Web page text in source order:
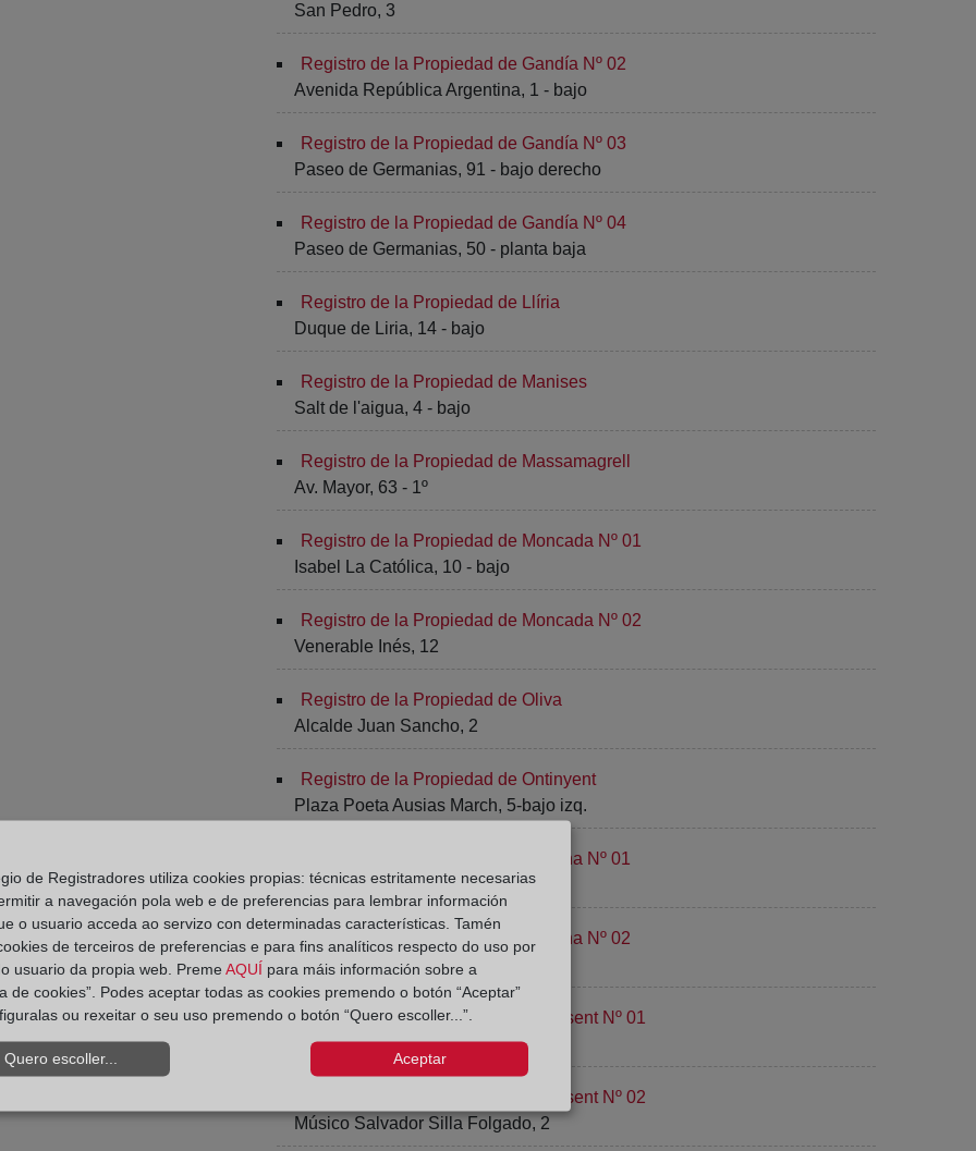
San Pedro, 3
Registro de la Propiedad de Gandía Nº 02
Avenida República Argentina, 1 - bajo
Registro de la Propiedad de Gandía Nº 03
Paseo de Germanias, 91 - bajo derecho
Registro de la Propiedad de Gandía Nº 04
Paseo de Germanias, 50 - planta baja
Registro de la Propiedad de Llíria
Duque de Liria, 14 - bajo
Registro de la Propiedad de Manises
Salt de l'aigua, 4 - bajo
Registro de la Propiedad de Massamagrell
Av. Mayor, 63 - 1º
Registro de la Propiedad de Moncada Nº 01
Isabel La Católica, 10 - bajo
Registro de la Propiedad de Moncada Nº 02
Venerable Inés, 12
Registro de la Propiedad de Oliva
Alcalde Juan Sancho, 2
Registro de la Propiedad de Ontinyent
Plaza Poeta Ausias March, 5-bajo izq.
Registro de la Propiedad de Paterna Nº 01
Pérez Galdos, 1
Registro de la Propiedad de Paterna Nº 02
Pérez Galdós, 1
Registro de la Propiedad de Picassent Nº 01
Avda. del Norte 31, bajo
Registro de la Propiedad de Picassent Nº 02
Músico Salvador Silla Folgado, 2
de Registradores utiliza cookies propias: técnicas estritamente necesarias
a navegación pola web e de preferencias para lembrar información
o usuario acceda ao servizo con determinadas características. Tamén
de terceiros de preferencias e para fins analíticos respecto do uso por
usuario da propia web. Preme AQUÍ para máis información sobre a
de cookies”. Podes aceptar todas as cookies premendo o botón “Aceptar”
ou rexeitar o seu uso premendo o botón “Quero escoller...”.
Quero escoller... Aceptar